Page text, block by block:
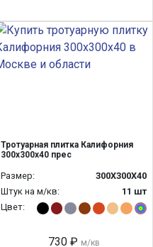
Тротуарная плитка Калифорния
300х300х40 прес
Размер:
300Х300Х40
Штук на м/кв:
11 шт
Цвет:
730 ₽ м/кв